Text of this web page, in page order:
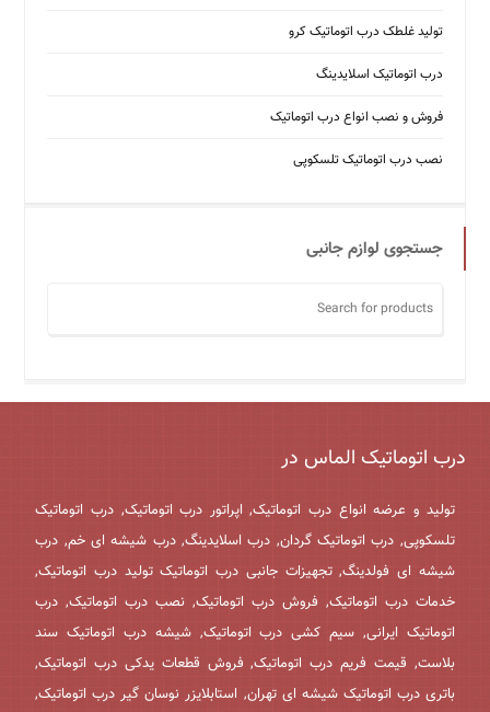
تولید غلطک درب اتوماتیک کرو
درب اتوماتیک اسلایدینگ
فروش و نصب انواع درب اتوماتیک
نصب درب اتوماتیک تلسکوپی
جستجوی لوازم جانبی
درب اتوماتیک الماس در
تولید و عرضه انواع درب اتوماتیک, اپراتور درب اتوماتیک, درب اتوماتیک
تلسکوپی, درب اتوماتیک گردان, درب اسلایدینگ, درب شیشه ای خم, درب
شیشه ای فولدینگ, تجهیزات جانبی درب اتوماتیک تولید درب اتوماتیک,
خدمات درب اتوماتیک, فروش درب اتوماتیک, نصب درب اتوماتیک, درب
اتوماتیک ایرانی, سیم کشی درب اتوماتیک, شیشه درب اتوماتیک سند
بلاست, قیمت فریم درب اتوماتیک, فروش قطعات یدکی درب اتوماتیک,
باتری درب اتوماتیک شیشه ای تهران, استابلایزر نوسان گیر درب اتوماتیک,